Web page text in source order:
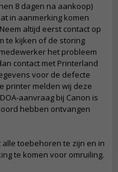
8 dagen na aankoop)
in aanmerking komen
altijd eerst contact op
te kijken of de storing
het probleem
contact met Printerland
voor de defecte
printer melden wij deze
aanvraag bij Canon is
hebben ontvangen
toebehoren te zijn en in
te komen voor omruiling.